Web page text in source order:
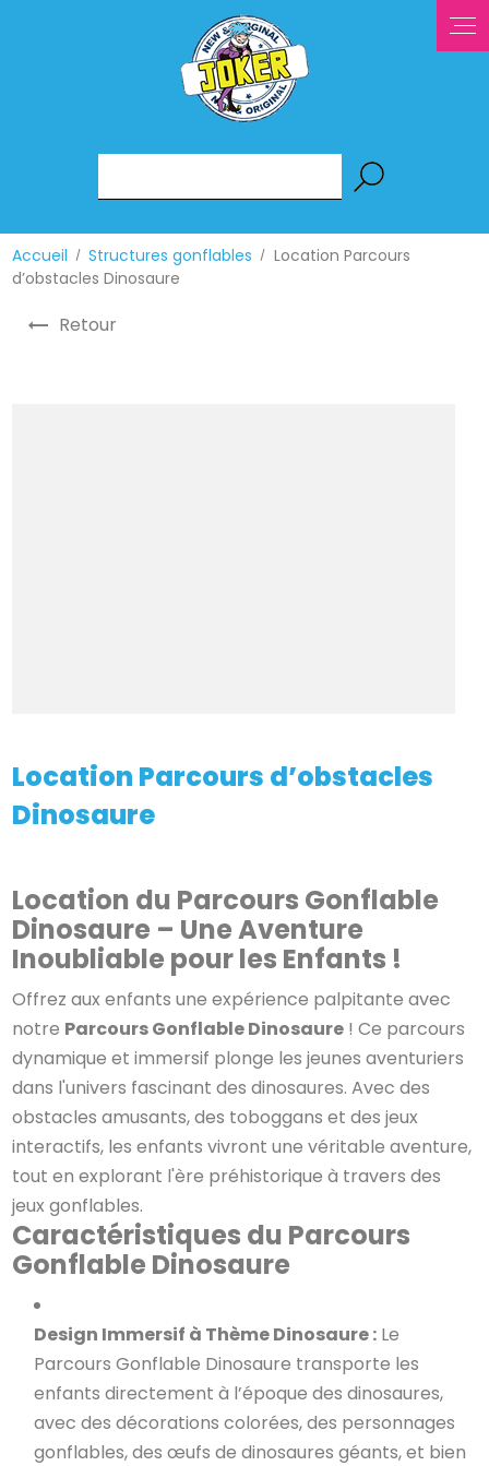
Accueil Structures gonflables
Location Parcours
d’obstacles Dinosaure
Retour
Location Parcours d’obstacles
Dinosaure
Location du Parcours Gonflable
Dinosaure – Une Aventure
Inoubliable pour les Enfants !
Offrez aux enfants une expérience palpitante avec
notre Parcours Gonflable Dinosaure ! Ce parcours
dynamique et immersif plonge les jeunes aventuriers
dans l'univers fascinant des dinosaures. Avec des
obstacles amusants, des toboggans et des jeux
interactifs, les enfants vivront une véritable aventure,
tout en explorant l'ère préhistorique à travers des
jeux gonflables.
Caractéristiques du Parcours
Gonflable Dinosaure
Design Immersif à Thème Dinosaure : Le
Parcours Gonflable Dinosaure transporte les
enfants directement à l’époque des dinosaures,
avec des décorations colorées, des personnages
gonflables, des œufs de dinosaures géants, et bien